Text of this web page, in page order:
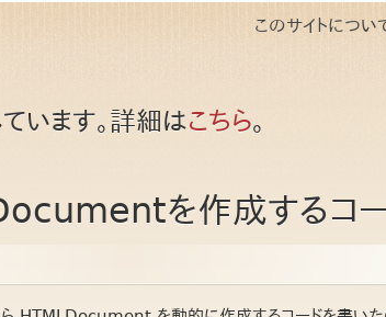
このサイトについ
います。詳細はこちら。
を作成するコ